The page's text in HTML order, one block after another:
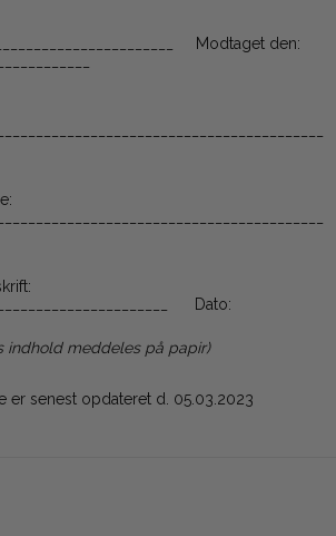
Modtaget den:
Dato:
indhold meddeles på papir)
er senest opdateret d. 05.03.2023